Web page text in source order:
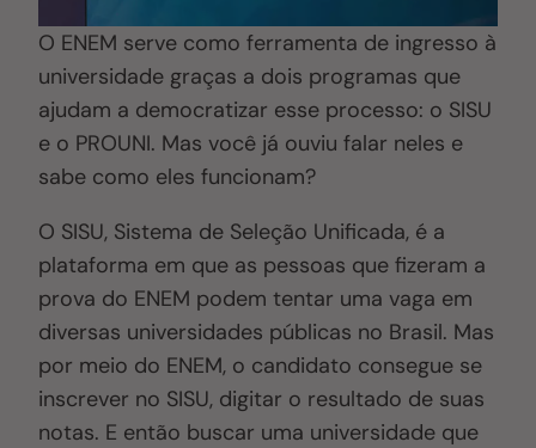
O ENEM serve como ferramenta de ingresso à
universidade graças a dois programas que
ajudam a democratizar esse processo: o SISU
e o PROUNI. Mas você já ouviu falar neles e
sabe como eles funcionam?
O SISU, Sistema de Seleção Unificada, é a
plataforma em que as pessoas que fizeram a
prova do ENEM podem tentar uma vaga em
diversas universidades públicas no Brasil. Mas
por meio do ENEM, o candidato consegue se
inscrever no SISU, digitar o resultado de suas
notas. E então buscar uma universidade que